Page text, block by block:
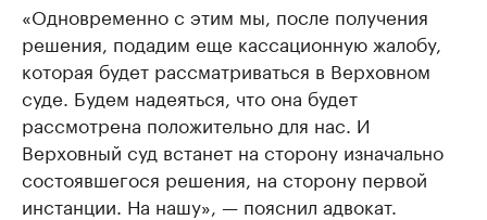
«Одновременно с этим мы, после получения
решения, подадим еще кассационную жалобу,
которая будет рассматриваться в Верховном
суде. Будем надеяться, что она будет
рассмотрена положительно для нас. И
Верховный суд встанет на сторону изначально
состоявшегося решения, на сторону первой
инстанции. На нашу», — пояснил адвокат.